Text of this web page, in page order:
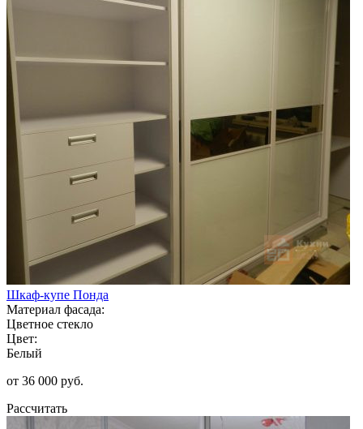
Шкаф-купе Понда
Материал фасада:
Цветное стекло
Цвет:
Белый
от 36 000 руб.
Рассчитать